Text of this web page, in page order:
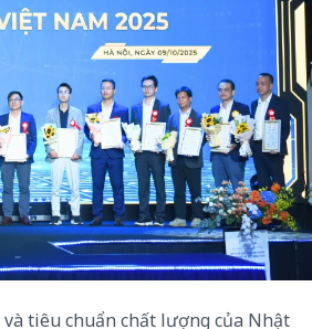
tiêu chuẩn chất lượng của Nhật